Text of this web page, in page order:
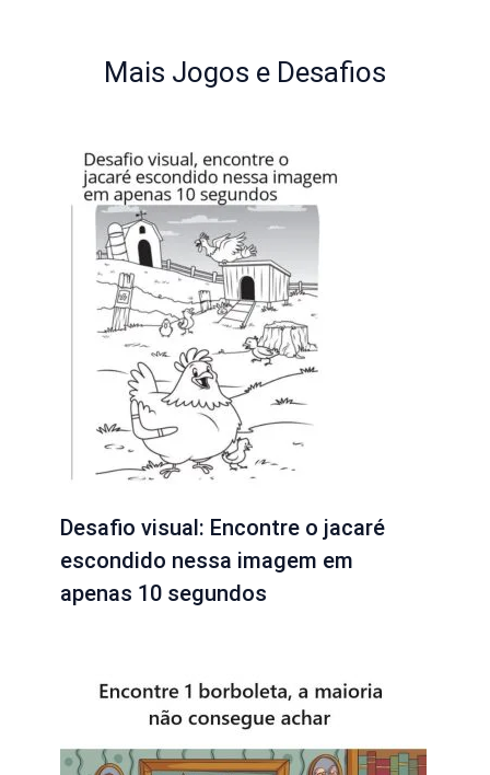
Mais Jogos e Desafios
Desafio visual: Encontre o jacaré
escondido nessa imagem em
apenas 10 segundos